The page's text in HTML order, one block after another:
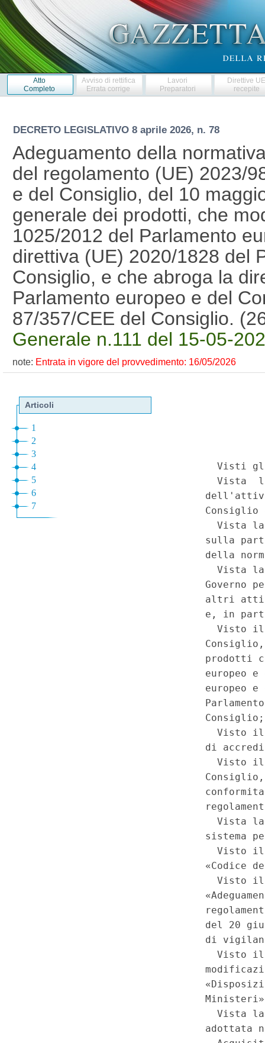
Atto
Completo
Avviso di rettifica
Errata corrige
Lavori
Preparatori
Direttive
recepite
DECRETO LEGISLATIVO 8 aprile 2026, n. 78
Adeguamento della
del regolamento (UE) 2023/
e del Consiglio, del 10
generale dei prodotti, che
1025/2012 del Parlamento
direttiva (UE) 2020/1828 del
Consiglio, e che abroga la
Parlamento europeo e del
87/357/CEE del Consiglio.
Generale n.111 del 15-05-
note: Entrata in vigore del provvedimento: 16/05/2026